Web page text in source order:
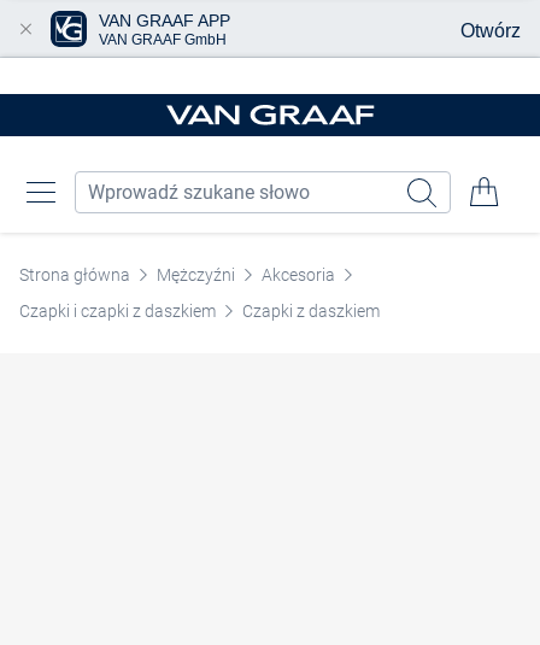
Strona główna Mężczyźni
Akcesoria
Czapki i czapki z daszkiem
Czapki z daszkiem
VAN GRAAF APP
VAN GRAAF GmbH Otwórz